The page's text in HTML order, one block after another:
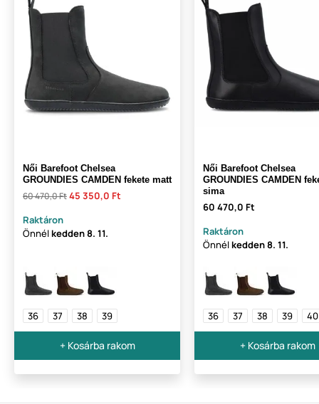
Női Barefoot Chelsea
GROUNDIES CAMDEN fekete matt
60 470,0 Ft45 350,0 Ft
Raktáron
Önnélkedden8. 11.
36 37 38 39
+ Kosárba rakom
Női Barefoot Chelsea
GROUNDIES CAMDEN
sima
60 470,0 Ft
Raktáron
Önnélkedden8. 11.
36 37 38 39 40
+ Kosárba rakom